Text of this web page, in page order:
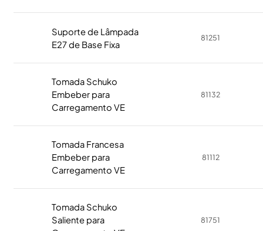
Suporte de Lâmpada
E27 de Base Fixa
81251
Tomada Schuko
Embeber para
Carregamento VE
81132
Tomada Francesa
Embeber para
Carregamento VE
81112
Tomada Schuko
Saliente para
81751